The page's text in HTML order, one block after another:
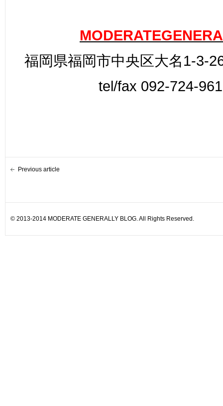
福岡県福岡市中央区大名1-3-
tel/fax 092-724-
Previous article
© 2013-2014 MODERATE GENERALLY BLOG. All Rights Reserved.